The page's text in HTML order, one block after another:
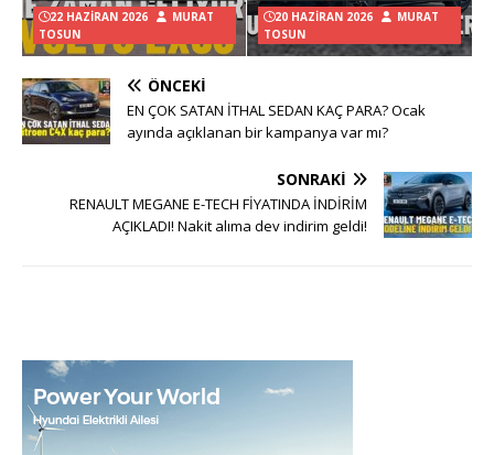
22 HAZIRAN 2026
MURAT
TOSUN
20 HAZIRAN 2026
MURAT
TOSUN
ÖNCEKI
EN ÇOK SATAN İTHAL SEDAN KAÇ PARA? Ocak
ayında açıklanan bir kampanya var mı?
SONRAKI
RENAULT MEGANE E-TECH FİYATINDA İNDİRİM
AÇIKLADI! Nakit alıma dev indirim geldi!